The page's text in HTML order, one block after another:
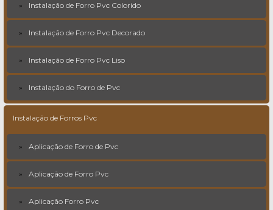
Instalação de Forro Pvc Colorido
Instalação de Forro Pvc Decorado
Instalação de Forro Pvc Liso
Instalação do Forro de Pvc
Instalação de Forros Pvc
Aplicação de Forro de Pvc
Aplicação de Forro Pvc
Aplicação Forro Pvc